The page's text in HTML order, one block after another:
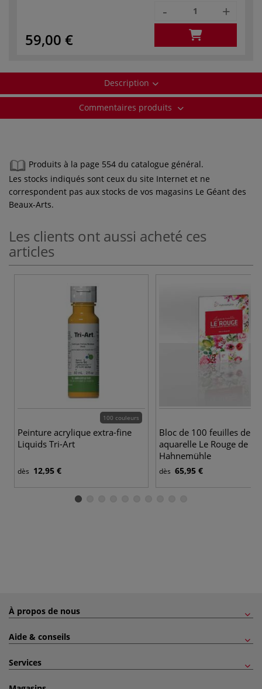
59,00 €
- +
Description
Commentaires produits
Produits à la page 554 du catalogue général.
Les stocks indiqués sont ceux du site Internet et ne
correspondent pas aux stocks de vos magasins Le Géant des
Beaux-Arts.
Les clients ont aussi acheté ces
articles
100 couleurs
Peinture acrylique extra-fine
Liquids Tri-Art
dès 12,95 €
Bloc de 100 feuilles de
aquarelle Le Rouge de
Hahnemühle
dès 65,95 €
À propos de nous
Aide & conseils
Services